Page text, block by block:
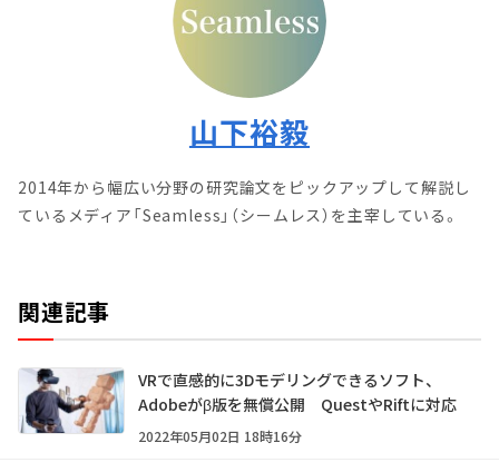
山下裕毅
2014年から幅広い分野の研究論文をピックアップして解説し
ているメディア「Seamless」（シームレス）を主宰している。
関連記事
VRで直感的に3Dモデリングできるソフト、
Adobeがβ版を無償公開 QuestやRiftに対応
2022年05月02日 18時16分